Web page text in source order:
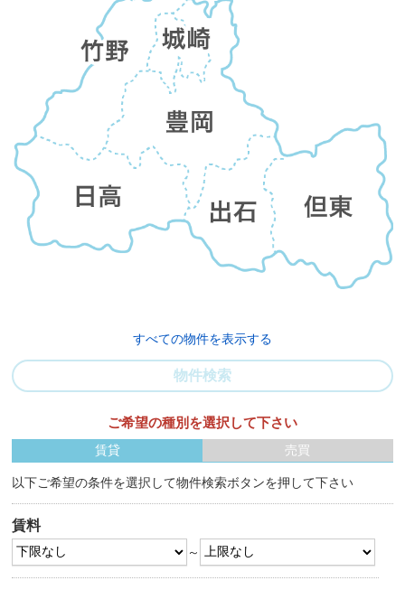
すべての物件を表示する
物件検索
ご希望の種別を選択して下さい
賃貸 売買
以下ご希望の条件を選択して物件検索ボタンを押して下さい
賃料
～